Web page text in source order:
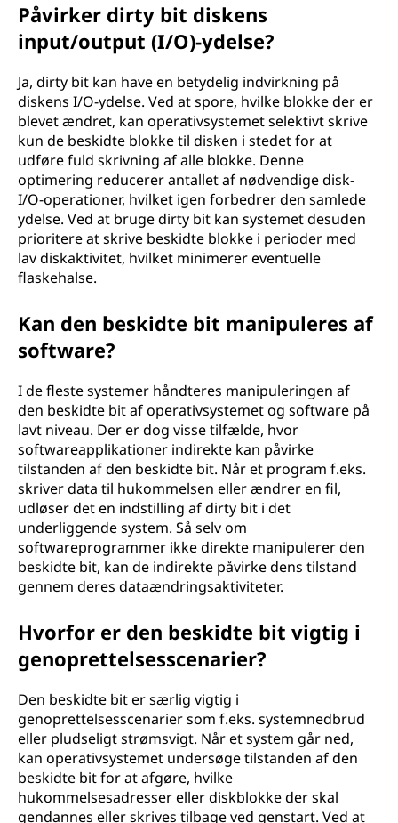
Påvirker dirty bit diskens
input/output (I/O)-ydelse?
Ja, dirty bit kan have en betydelig indvirkning på
diskens I/O-ydelse. Ved at spore, hvilke blokke der er
blevet ændret, kan operativsystemet selektivt skrive
kun de beskidte blokke til disken i stedet for at
udføre fuld skrivning af alle blokke. Denne
optimering reducerer antallet af nødvendige disk-
I/O-operationer, hvilket igen forbedrer den samlede
ydelse. Ved at bruge dirty bit kan systemet desuden
prioritere at skrive beskidte blokke i perioder med
lav diskaktivitet, hvilket minimerer eventuelle
flaskehalse.
Kan den beskidte bit manipuleres af
software?
I de fleste systemer håndteres manipuleringen af
den beskidte bit af operativsystemet og software på
lavt niveau. Der er dog visse tilfælde, hvor
softwareapplikationer indirekte kan påvirke
tilstanden af den beskidte bit. Når et program f.eks.
skriver data til hukommelsen eller ændrer en fil,
udløser det en indstilling af dirty bit i det
underliggende system. Så selv om
softwareprogrammer ikke direkte manipulerer den
beskidte bit, kan de indirekte påvirke dens tilstand
gennem deres dataændringsaktiviteter.
Hvorfor er den beskidte bit vigtig i
genoprettelsesscenarier?
Den beskidte bit er særlig vigtig i
genoprettelsesscenarier som f.eks. systemnedbrud
eller pludseligt strømsvigt. Når et system går ned,
kan operativsystemet undersøge tilstanden af den
beskidte bit for at afgøre, hvilke
hukommelsesadresser eller diskblokke der skal
gendannes eller skrives tilbage ved genstart. Ved at